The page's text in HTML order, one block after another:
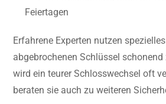
Feiertagen
Erfahrene Experten nutzen
abgebrochenen Schlüssel
wird ein teurer Schlosswechsel oft
beraten sie auch zu weiteren